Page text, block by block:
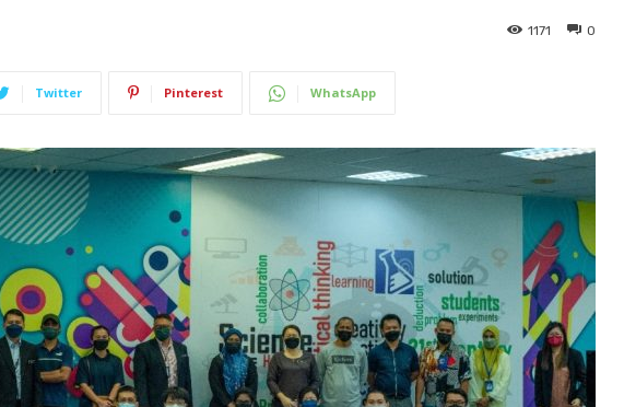
0
1171
Twitter Pinterest WhatsApp